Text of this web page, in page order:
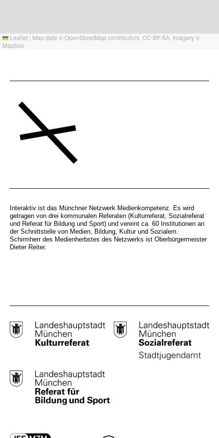
Leaflet | Map data ©OpenStreetMap contributors, CC-BY-SA , Imagery ©
Mapbox
Interaktiv ist das Münchner Netzwerk Medienkompetenz. Es wird
getragen von drei kommunalen Referaten (Kulturreferat, Sozialreferat
und Referat für Bildung und Sport) und vereint ca. 60 Institutionen an
der Schnittstelle von Medien, Bildung, Kultur und Sozialem.
Schirmherr des Medienherbstes des Netzwerks ist Oberbürgermeister
Dieter Reiter.